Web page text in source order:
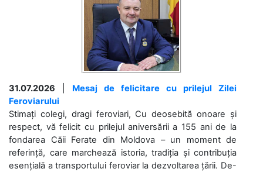
31.07.2026
Mesaj de felicitare cu prilejul Zilei
Feroviarului
Stimați colegi, dragi feroviari, Cu deosebită onoare și
respect, vă felicit cu prilejul aniversării a 155 ani de la
fondarea Căii Ferate din Moldova – un moment de
referință, care marchează istoria, tradiția și contribuția
esențială a transportului feroviar la dezvoltarea țării. De-